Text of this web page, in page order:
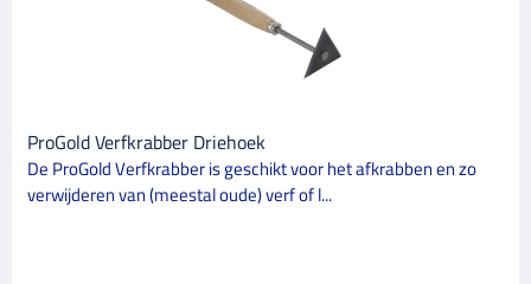
ProGold Verfkrabber Driehoek
De ProGold Verfkrabber is geschikt voor het afkrabben en zo
verwijderen van (meestal oude) verf of l...